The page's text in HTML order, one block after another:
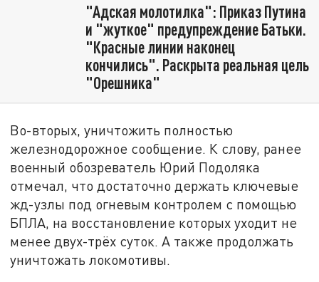
"Адская молотилка": Приказ Путина
и "жуткое" предупреждение Батьки.
"Красные линии наконец
кончились". Раскрыта реальная цель
"Орешника"
Во-вторых, уничтожить полностью
железнодорожное сообщение. К слову, ранее
военный обозреватель Юрий Подоляка
отмечал, что достаточно держать ключевые
жд-узлы под огневым контролем с помощью
БПЛА, на восстановление которых уходит не
менее двух-трёх суток. А также продолжать
уничтожать локомотивы.